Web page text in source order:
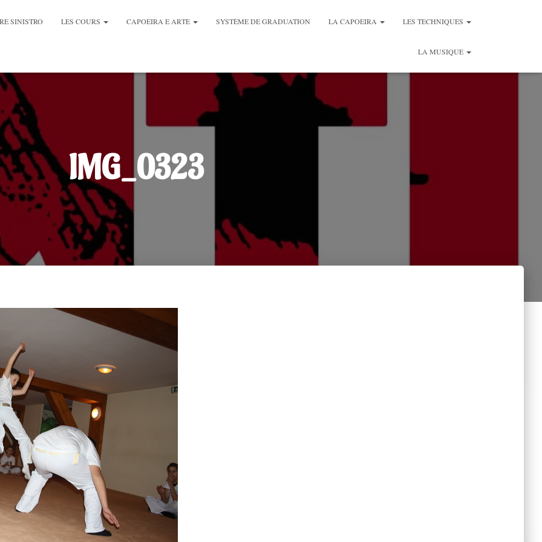
SINISTRO LES COURS CAPOEIRA E ARTE SYSTÈME DE GRADUATION LA CAPOEIRA LES TECHNIQUES
LA MUSIQUE
IMG_0323